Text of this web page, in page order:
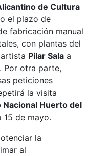
de Cultura
el plazo de
fabricación manual
con plantas del
Pilar Sala a
Por otra parte,
peticiones
la visita
Huerto del
15 de mayo.
la
al